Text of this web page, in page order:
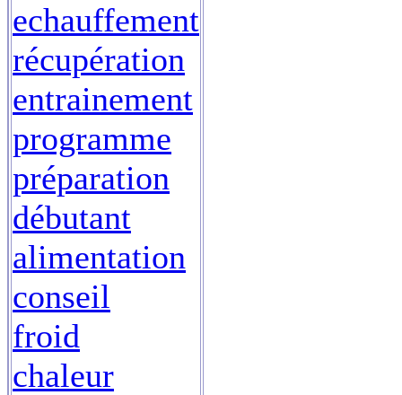
echauffement
récupération
entrainement
programme
préparation
débutant
alimentation
conseil
froid
chaleur